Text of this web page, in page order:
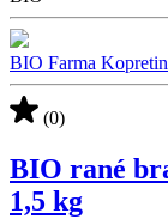
BIO Farma
(0)
BIO rané
1,5 kg